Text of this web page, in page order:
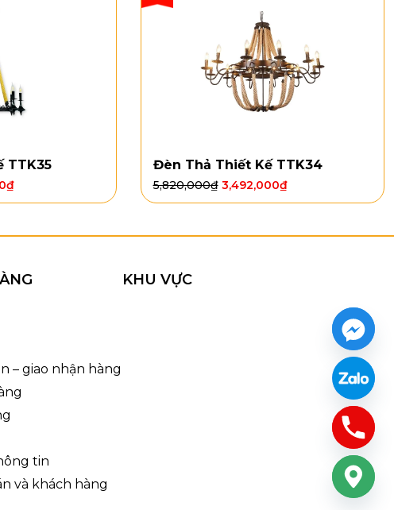
thân đèn thẳng tạo nên tổng thể cân đối, phù hợp để
trụ màu xám mang lại cảm giác hiện đại, trầm ổn và
gỗ tự nhiên.
TTK35
₫
Đèn Thả Thiết Kế TTK34
5,820,000₫ 3,492,000₫
– giao nhận hàng
tin
và khách hàng
KHU VỰC